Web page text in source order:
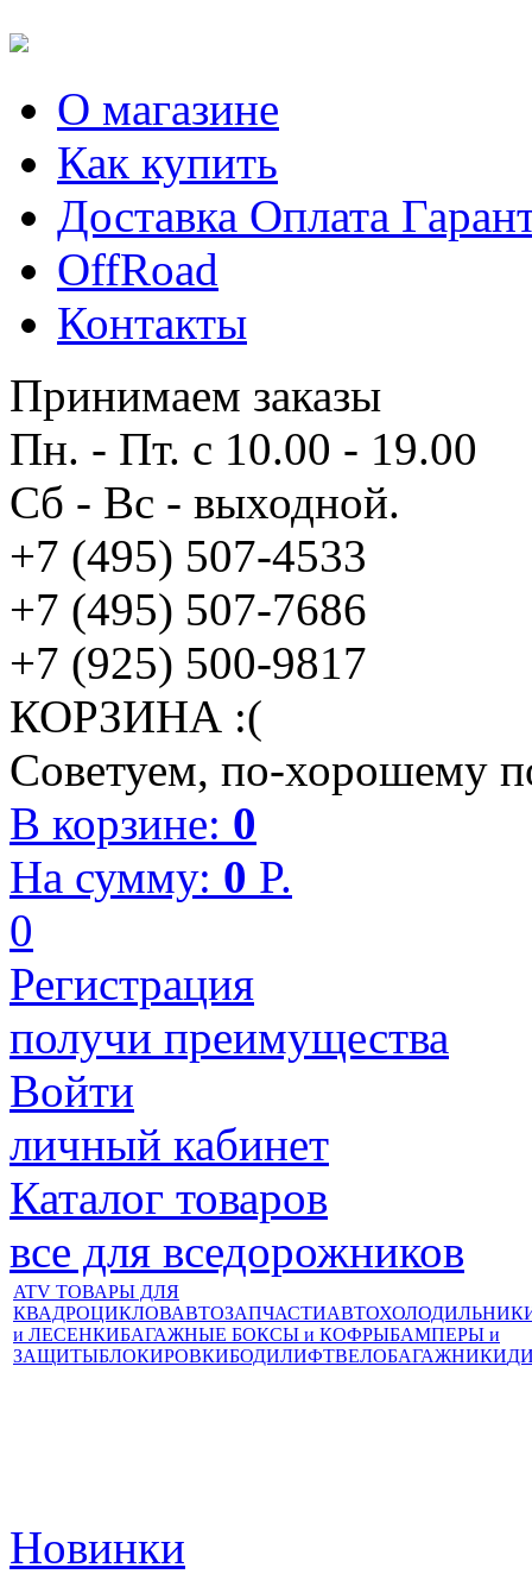
О магазине
Как купить
Доставка Оплата
OffRoad
Контакты
Принимаем заказы
Пн. - Пт. с 10.00 - 19.00
Сб - Вс - выходной.
+7 (495) 507-4533
+7 (495) 507-7686
+7 (925) 500-9817
КОРЗИНА :(
Советуем, по-хорошему
В корзине: 0
На сумму: 0 P.
0
Регистрация
получи преимущества
Войти
личный кабинет
Каталог товаров
все для вседорожников
ATV ТОВАРЫ ДЛЯ
КВАДРОЦИКЛОВАВТОЗАПЧАСТИ
и ЛЕСЕНКИБАГАЖНЫЕ БОКСЫ и КОФРЫБАМПЕРЫ и
ЗАЩИТЫБЛОКИРОВКИБОДИЛИФТВЕЛОБАГАЖНИКИ
Новинки